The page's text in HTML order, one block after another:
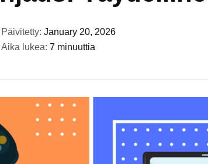
Päivitetty: January 20, 2026
Aika lukea: 7 minuuttia